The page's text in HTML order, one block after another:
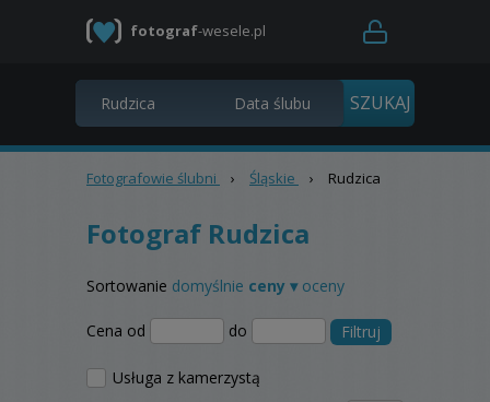
fotograf-wesele.pl
Fotografowie ślubni › Śląskie › Rudzica
Fotograf Rudzica
Sortowanie domyślnie ceny ▾ oceny
Cena od do Filtruj
Usługa z kamerzystą